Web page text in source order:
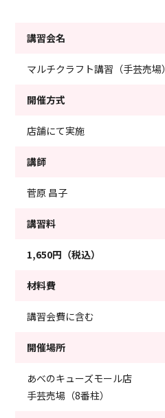
講習会名
マルチクラフト講習（手芸売場）
開催方式
店舗にて実施
講師
菅原 昌子
講習料
1,650円（税込）
材料費
講習会費に含む
開催場所
あべのキューズモール店
手芸売場（8番柱）